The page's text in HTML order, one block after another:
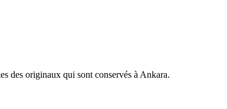
des originaux qui sont conservés à Ankara.